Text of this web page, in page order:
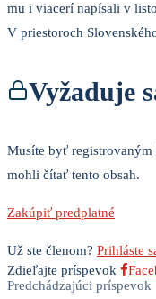
mu i viacerí napísali v
V priestoroch
Vyžaduje
Musíte byť registrovaným
mohli čítať tento obsah.
Zakúpiť predplatné
Už ste členom? Prihláste
Zdieľajte príspevok
Predchádzajúci príspevok